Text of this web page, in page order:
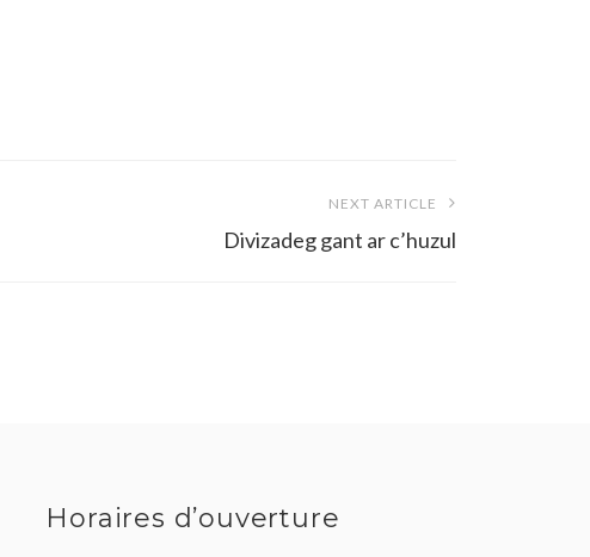
NEXT ARTICLE
Divizadeg gant ar c’huzul
Horaires d’ouverture